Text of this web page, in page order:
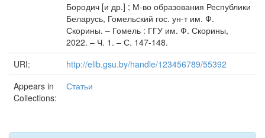
Бородич [и др.] ; М-во образования Республики
Беларусь, Гомельский гос. ун-т им. Ф.
Скорины. – Гомель : ГГУ им. Ф. Скорины,
2022. – Ч. 1. – С. 147-148.
URI:
http://elib.gsu.by/handle/123456789/55392
Appears in
Collections:
Статьи